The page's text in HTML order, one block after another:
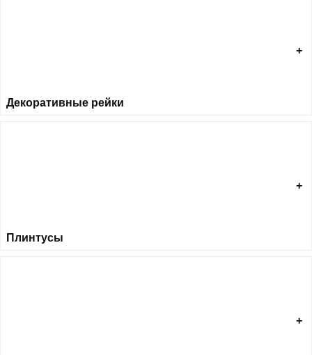
Декоративные рейки
Плинтусы